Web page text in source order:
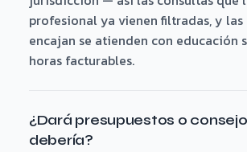
profesional ya vienen filtradas, y las
encajan se atienden con educación
horas facturables.
¿Dará presupuestos o
debería?